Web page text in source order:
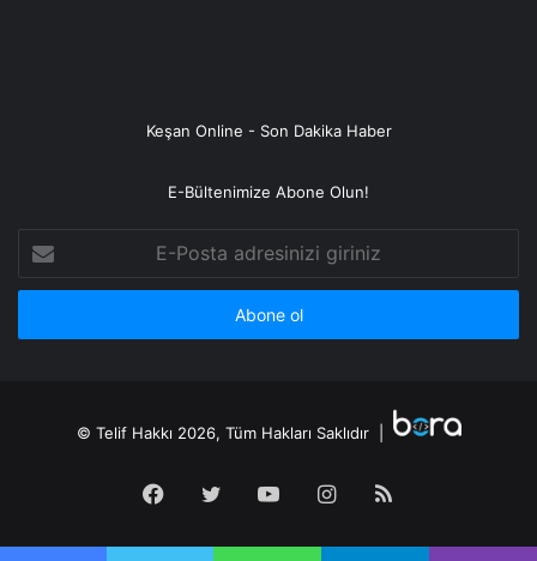
Keşan Online - Son Dakika Haber
E-Bültenimize Abone Olun!
Posta
adresinizi
© Telif Hakkı 2026, Tüm Hakları Saklıdır |
Facebook
TwitterYouTubeInstagram
RSS